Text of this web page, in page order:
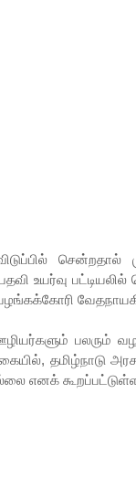
உயர்வு
பலரும்
தமிழ்நாடு
எனக்